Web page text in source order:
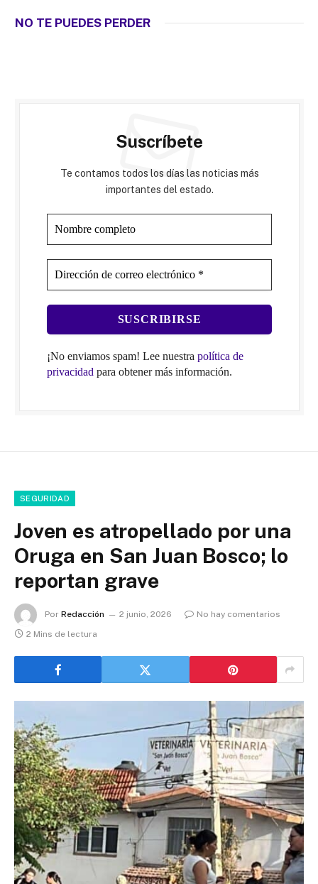
NO TE PUEDES PERDER
Suscríbete
Te contamos todos los días las noticias más
importantes del estado.
¡No enviamos spam! Lee nuestra política de
privacidad para obtener más información.
SEGURIDAD
Joven es atropellado por una
Oruga en San Juan Bosco; lo
reportan grave
Por Redacción 2 junio, 2026
No hay comentarios
2 Mins de lectura